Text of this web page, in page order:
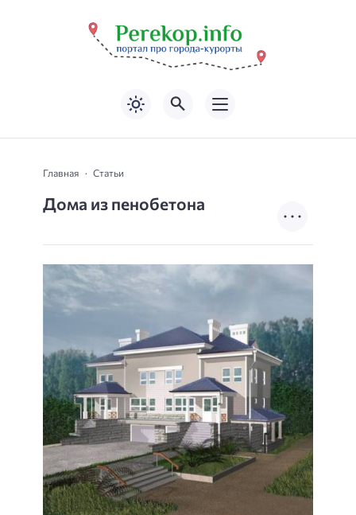
Главная Статьи
Дома из пенобетона